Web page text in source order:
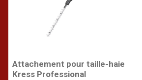
Attachement pour taille-haie
Kress Professional